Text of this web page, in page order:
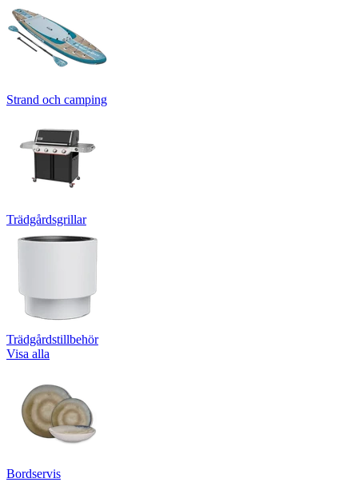
Strand och camping
Trädgårdsgrillar
Trädgårdstillbehör
Visa alla
Bordservis